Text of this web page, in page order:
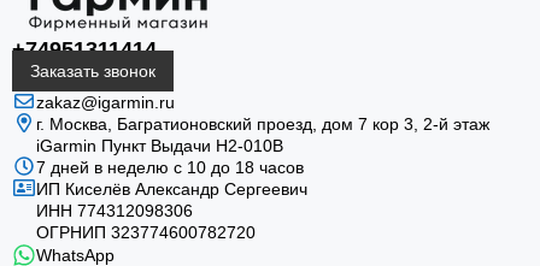
+74951311414
Заказать звонок
zakaz@igarmin.ru
г. Москва, Багратионовский проезд, дом 7 кор 3, 2-й этаж
iGarmin Пункт Выдачи Н2-010В
7 дней в неделю с 10 до 18 часов
ИП Киселёв Александр Сергеевич
ИНН 774312098306
ОГРНИП 323774600782720
WhatsApp